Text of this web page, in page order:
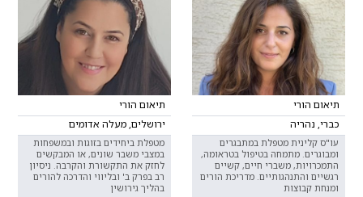
תיאום הורי
כברי, נהריה
עו"ס קלינית מטפלת במתבגרים
ומבוגרים. מתמחה בטיפול בטראומה,
התמכרויות, משברי חיים, קשיים
רגשיים והתנהגותיים. מדריכת הורים
ומנחת קבוצות
תיאום הורי
ירושלים, מעלה אדומים
מטפלת ביחידים בזוגות ובמשפחות
במצבי משבר שונים, או המבקשים
לחזק את התקשורת והקרבה. ניסיון
רב בפרק ב' ובליווי והדרכה להורים
בהליך גירושין